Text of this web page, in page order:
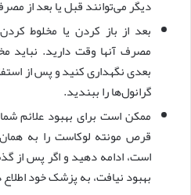
دیگر می‌توانند قبل یا بعد از
مصرف آنها وقت دارید. نباید
بعدی نگهداری کنید و پس از
گرانول‌ها را ببندید.
ممکن است برای بهبود علائم
قرص مونته لوکاست را به
است، ادامه دهید و اگر پس از
بهبود نیافت، به پزشک خود